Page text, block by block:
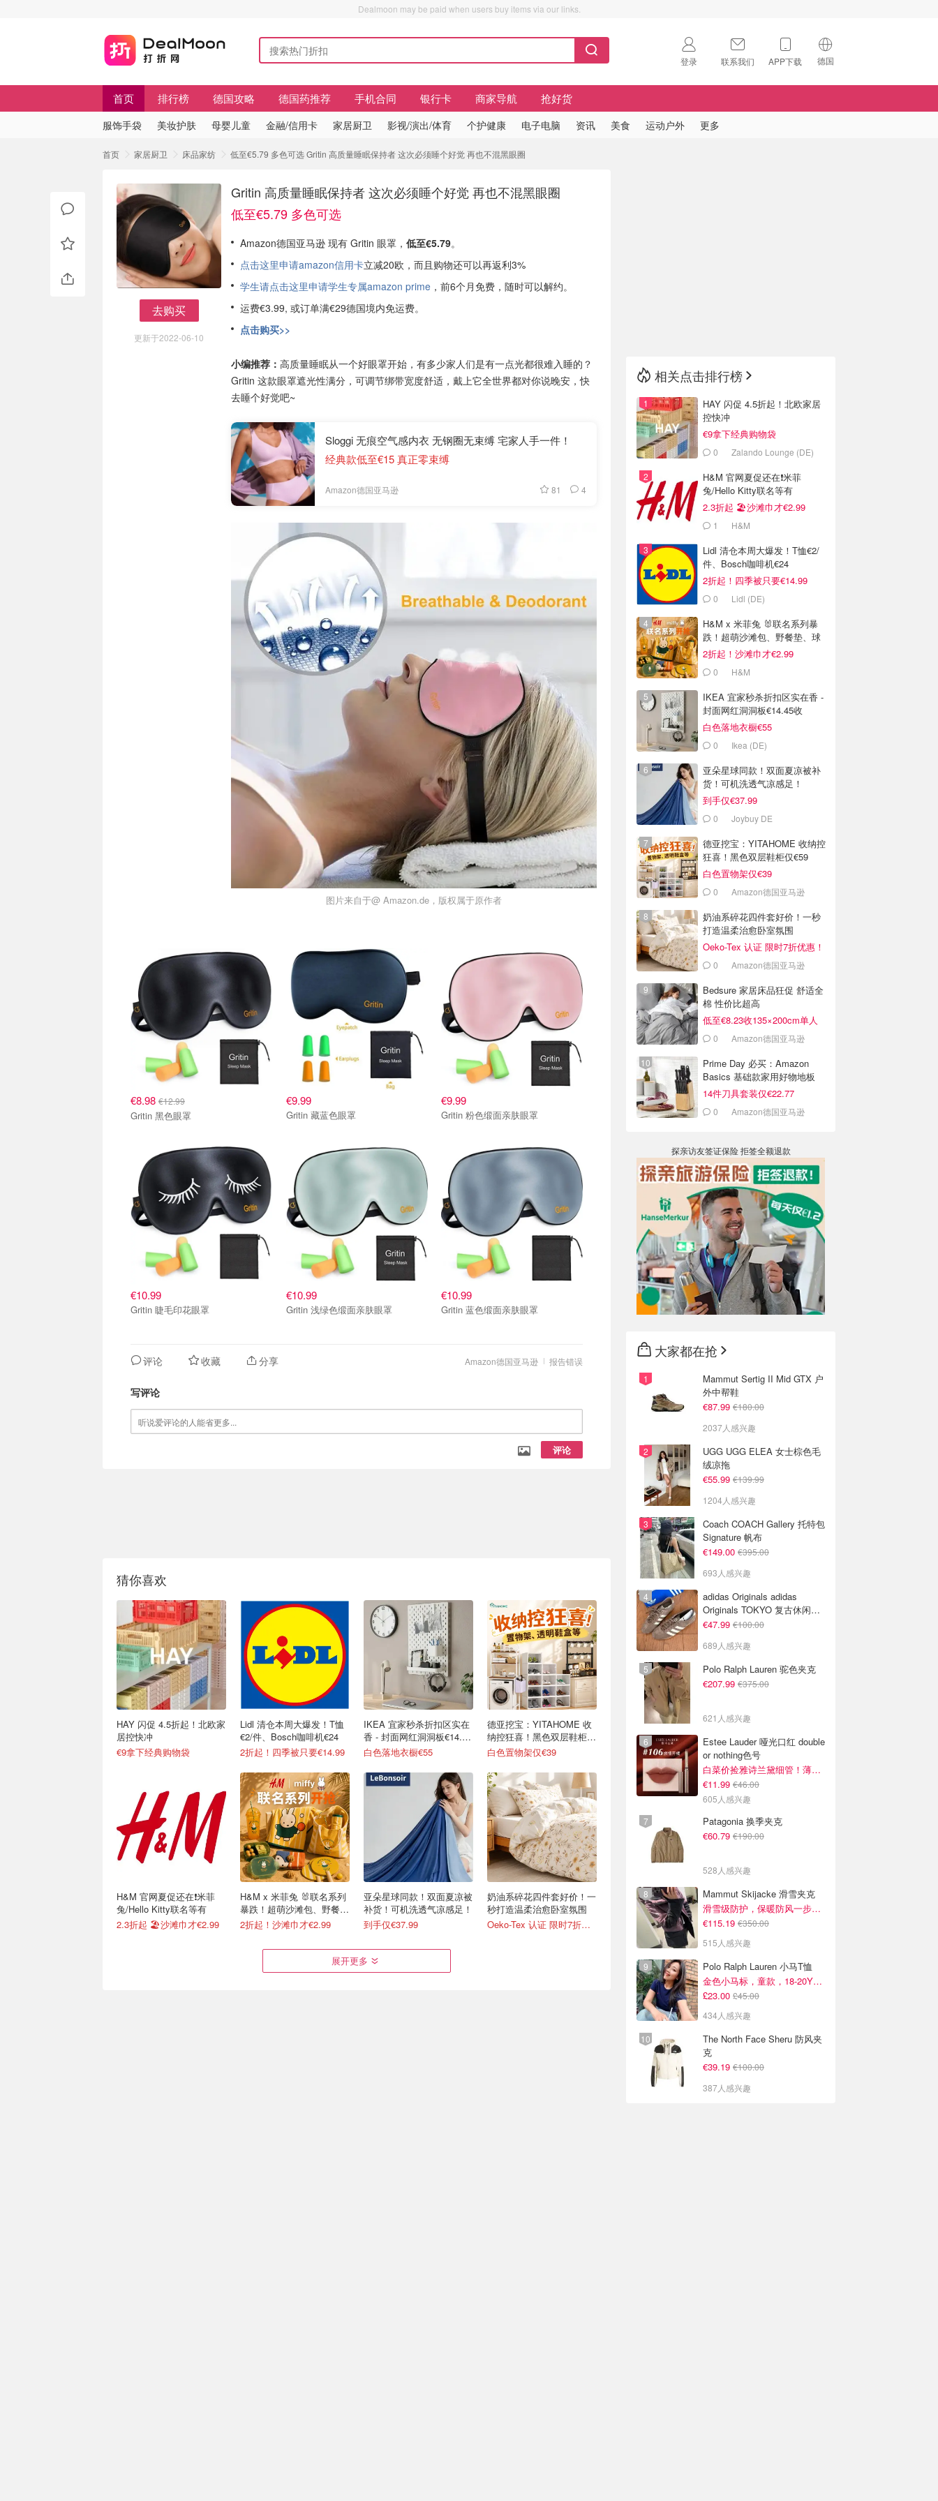
Dealmoon may be paid when users buy items via our links.
登录 联系我们 APP下载 德国
🇺🇸
首页 排行榜 德国攻略 德国药推荐 手机合同 银行卡 商家导航 抢好货
服饰手袋 美妆护肤 母婴儿童 金融/信用卡 家居厨卫 影视/演出/体育 个护健康 电子电脑 资讯 美食 运动户外 更多
首页 家居厨卫 床品家纺 低至€5.79 多色可选 Gritin 高质量睡眠保持者 这次必须睡个好觉 再也不混黑眼圈
去购买
更新于2022-06-10
Gritin 高质量睡眠保持者 这次必须睡个好觉 再也不混黑眼圈
低至€5.79 多色可选
Amazon德国亚马逊 现有 Gritin 眼罩， 低至€5.79。
点击这里申请amazon信用卡立减20欧，而且购物还可以再返利3%
学生请点击这里申请学生专属amazon prime ，前6个月免费，随时可以解约。
运费€3.99, 或订单满€29德国境内免运费。
点击购买>>
小编推荐： 高质量睡眠从一个好眼罩开始，有多少家人们是有一点光都很难入睡的？
Gritin 这款眼罩遮光性满分，可调节绑带宽度舒适，戴上它全世界都对你说晚安，快
去睡个好觉吧~
Sloggi 无痕空气感内衣 无钢圈无束缚 宅家人手一件！
经典款低至€15 真正零束缚
Amazon德国亚马逊 81 4
图片来自于@ Amazon.de，版权属于原作者
€8.98 €12.99
Gritin 黑色眼罩
€9.99
Gritin 藏蓝色眼罩
€9.99
Gritin 粉色缎面亲肤眼罩
€10.99
Gritin 睫毛印花眼罩
€10.99
Gritin 浅绿色缎面亲肤眼罩
€10.99
Gritin 蓝色缎面亲肤眼罩
报告错误
Amazon德国亚马逊
评论 收藏 分享
写评论
评论
猜你喜欢
HAY 闪促 4.5折起！北欧家
居控快冲
€9拿下经典购物袋
H&M 官网夏促还在❗️米菲
兔/Hello Kitty联名等有
2.3折起 🏖️沙滩巾才€2.99
Lidl 清仓本周大爆发！T恤
€2/件、Bosch咖啡机€24
2折起！四季被只要€14.99
H&M x 米菲兔 🐰联名系列
暴跌！超萌沙滩包、野餐
垫、球拍等
2折起！沙滩巾才€2.99
IKEA 宜家秒杀折扣区实在
香 - 封面网红洞洞板€14.45
收
白色落地衣橱€55
亚朵星球同款！双面夏凉被
补货！可机洗透气凉感足！
到手仅€37.99
德亚挖宝：YITAHOME 收
纳控狂喜！黑色双层鞋柜仅
€59
白色置物架仅€39
奶油系碎花四件套好价！一
秒打造温柔治愈卧室氛围
Oeko-Tex 认证 限时7折优惠！
展开更多
相关点击排行榜
HAY 闪促 4.5折起！北欧家居
控快冲
€9拿下经典购物袋
0 Zalando Lounge (DE)
H&M 官网夏促还在❗️米菲
兔/Hello Kitty联名等有
2.3折起 🏖️沙滩巾才€2.99
1 H&M
Lidl 清仓本周大爆发！T恤€2/
件、Bosch咖啡机€24
2折起！四季被只要€14.99
0 Lidl (DE)
H&M x 米菲兔 🐰联名系列暴
跌！超萌沙滩包、野餐垫、球
拍等
2折起！沙滩巾才€2.99
0 H&M
IKEA 宜家秒杀折扣区实在香 -
封面网红洞洞板€14.45收
白色落地衣橱€55
0 Ikea (DE)
亚朵星球同款！双面夏凉被补
货！可机洗透气凉感足！
到手仅€37.99
0 Joybuy DE
德亚挖宝：YITAHOME 收纳控
狂喜！黑色双层鞋柜仅€59
白色置物架仅€39
0 Amazon德国亚马逊
奶油系碎花四件套好价！一秒
打造温柔治愈卧室氛围
Oeko-Tex 认证 限时7折优惠！
0 Amazon德国亚马逊
Bedsure 家居床品狂促 舒适全
棉 性价比超高
低至€8.23收135×200cm单人
0 Amazon德国亚马逊
Prime Day 必买：Amazon
Basics 基础款家用好物地板
价！
14件刀具套装仅€22.77
0 Amazon德国亚马逊
探亲访友签证保险 拒签全额退款
大家都在抢
Mammut Sertig II Mid GTX 户
外中帮鞋
€87.99 €180.00
2037人感兴趣
UGG UGG ELEA 女士棕色毛
绒凉拖
€55.99 €139.99
1204人感兴趣
Coach COACH Gallery 托特包
Signature 帆布
€149.00 €395.00
693人感兴趣
adidas Originals adidas
Originals TOKYO 复古休闲鞋
深棕色
€47.99 €100.00
689人感兴趣
Polo Ralph Lauren 驼色夹克
€207.99 €375.00
621人感兴趣
Estee Lauder 哑光口红 double
or nothing色号
白菜价捡雅诗兰黛细管！薄涂没毛病
€11.99 €46.00
605人感兴趣
Patagonia 换季夹克
€60.79 €190.00
528人感兴趣
Mammut Skijacke 滑雪夹克
滑雪级防护，保暖防风一步到位！仅剩s！
€115.19 €350.00
515人感兴趣
Polo Ralph Lauren 小马T恤
金色小马标，童款，18-20Y捡漏！
£23.00 £45.00
434人感兴趣
The North Face Sheru 防风夹
克
€39.19 €100.00
387人感兴趣